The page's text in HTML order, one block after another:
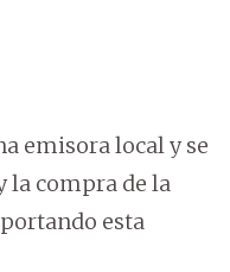
emisora local y se
la compra de la
esta